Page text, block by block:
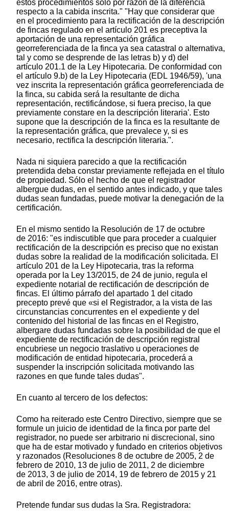
estos procedimientos solo por razón de la diferencia
respecto a la cabida inscrita." "Hay que considerar que
en el procedimiento para la rectificación de la descripción
de fincas regulado en el artículo 201 es preceptiva la
aportación de una representación gráfica
georreferenciada de la finca ya sea catastral o alternativa,
tal y como se desprende de las letras b) y d) del
artículo 201.1 de la Ley Hipotecaria. De conformidad con
el artículo 9.b) de la Ley Hipotecaria (EDL 1946/59), 'una
vez inscrita la representación gráfica georreferenciada de
la finca, su cabida será la resultante de dicha
representación, rectificándose, si fuera preciso, la que
previamente constare en la descripción literaria'. Esto
supone que la descripción de la finca es la resultante de
la representación gráfica, que prevalece y, si es
necesario, rectifica la descripción literaria.".
Nada ni siquiera parecido a que la rectificación
pretendida deba constar previamente reflejada en el título
de propiedad. Sólo el hecho de que el registrador
albergue dudas, en el sentido antes indicado, y que tales
dudas sean fundadas, puede motivar la denegación de la
certificación.
En el mismo sentido la Resolución de 17 de octubre
de 2016: "es indiscutible que para proceder a cualquier
rectificación de la descripción es preciso que no existan
dudas sobre la realidad de la modificación solicitada. El
artículo 201 de la Ley Hipotecaria, tras la reforma
operada por la Ley 13/2015, de 24 de junio, regula el
expediente notarial de rectificación de descripción de
fincas. El último párrafo del apartado 1 del citado
precepto prevé que «si el Registrador, a la vista de las
circunstancias concurrentes en el expediente y del
contenido del historial de las fincas en el Registro,
albergare dudas fundadas sobre la posibilidad de que el
expediente de rectificación de descripción registral
encubriese un negocio traslativo u operaciones de
modificación de entidad hipotecaria, procederá a
suspender la inscripción solicitada motivando las
razones en que funde tales dudas".
En cuanto al tercero de los defectos:
Como ha reiterado este Centro Directivo, siempre que se
formule un juicio de identidad de la finca por parte del
registrador, no puede ser arbitrario ni discrecional, sino
que ha de estar motivado y fundado en criterios objetivos
y razonados (Resoluciones 8 de octubre de 2005, 2 de
febrero de 2010, 13 de julio de 2011, 2 de diciembre
de 2013, 3 de julio de 2014, 19 de febrero de 2015 y 21
de abril de 2016, entre otras).
Pretende fundar sus dudas la Sra. Registradora: